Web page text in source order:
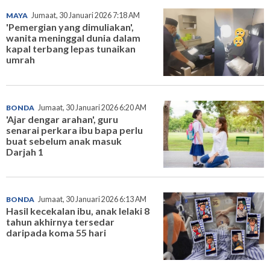
MAYA Jumaat, 30 Januari 2026 7:18 AM
'Pemergian yang dimuliakan',
wanita meninggal dunia dalam
kapal terbang lepas tunaikan
umrah
BONDA Jumaat, 30 Januari 2026 6:20 AM
'Ajar dengar arahan', guru
senarai perkara ibu bapa perlu
buat sebelum anak masuk
Darjah 1
BONDA Jumaat, 30 Januari 2026 6:13 AM
Hasil kecekalan ibu, anak lelaki 8
tahun akhirnya tersedar
daripada koma 55 hari